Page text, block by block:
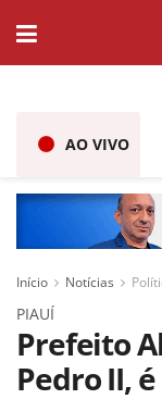
AO VIVO
Início Notícias
PIAUÍ
Prefeito
Pedro II,